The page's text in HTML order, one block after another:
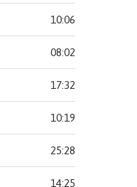
10:06
08:02
17:32
10:19
25:28
14:25